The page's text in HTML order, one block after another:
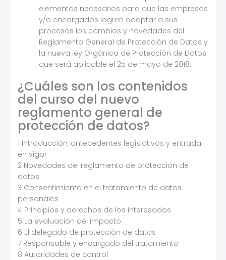
elementos necesarios para que las empresas
y/o encargados logren adaptar a sus
procesos los cambios y novedades del
Reglamento General de Protección de Datos y
la nueva ley Orgánica de Protección de Datos
que será aplicable el 25 de mayo de 2018.
¿Cuáles son los contenidos
del curso del nuevo
reglamento general de
protección de datos?
1 Introducción, antecedentes legislativos y entrada
en vigor
2 Novedades del reglamento de protección de
datos
3 Consentimiento en el tratamiento de datos
personales
4 Principios y derechos de los interesados
5 La evaluación del impacto
6 El delegado de protección de datos
7 Responsable y encargado del tratamiento
8 Autoridades de control